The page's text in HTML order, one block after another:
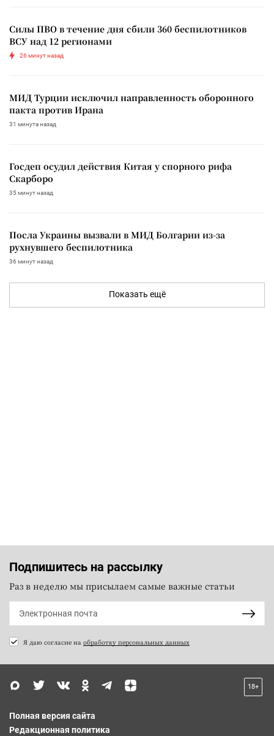
Силы ПВО в течение дня сбили 360 беспилотников
ВСУ над 12 регионами
26 минут назад
МИД Турции исключил направленность оборонного
пакта против Ирана
31 минута назад
Госдеп осудил действия Китая у спорного рифа
Скарборо
35 минут назад
Посла Украины вызвали в МИД Болгарии из-за
рухнувшего беспилотника
36 минут назад
Показать ещё
Подпишитесь на рассылку
Раз в неделю мы присылаем самые важные статьи
Я даю согласие на обработку персональных данных
18+
Полная версия сайта
Редакционная политика